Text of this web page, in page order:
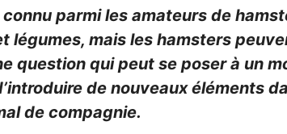
parmi les amateurs de
légumes, mais les hamsters
question qui peut se poser à un
de nouveaux éléments
de compagnie.